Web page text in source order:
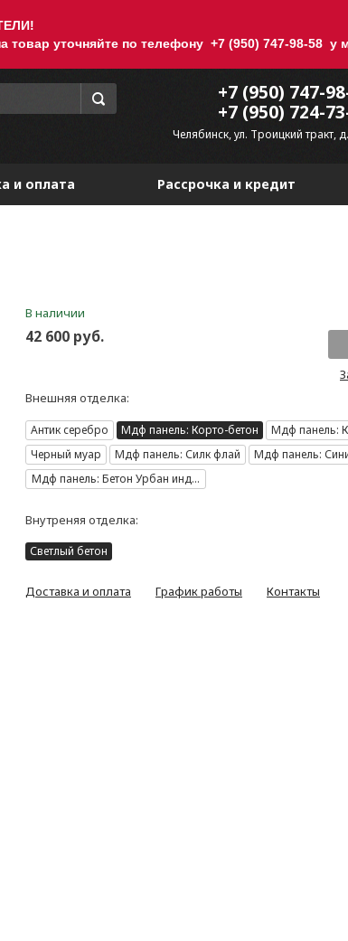
уточняйте по телефону +7 (950) 747-98-58 у
+7 (950) 747-
+7 (950) 724-
Челябинск, ул. Троицкий тракт,
и оплата Рассрочка и кредит
В наличии
42 600 руб.
Внешняя отделка:
Антик серебро Мдф панель: Корто-бетон
Мдф панель:
Черный муар
Мдф панель: Силк флай
Мдф панель:
Мдф панель: Бетон Урбан индиго
Внутреняя отделка:
Светлый бетон
Доставка и оплата График работы Контакты